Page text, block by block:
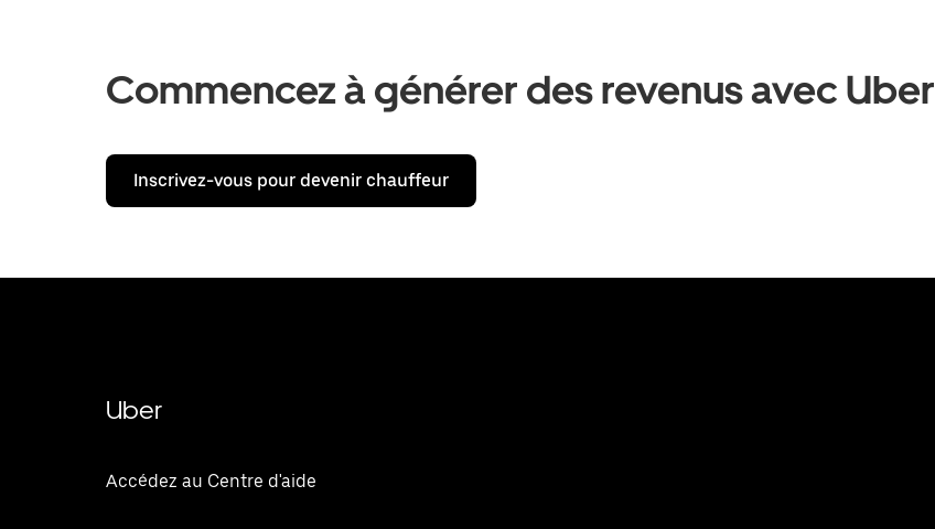
Commencez à générer des revenus avec Uber
Inscrivez-vous pour devenir chauffeur
Uber
Accédez au Centre d'aide